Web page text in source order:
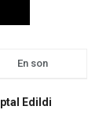
En son
Edildi